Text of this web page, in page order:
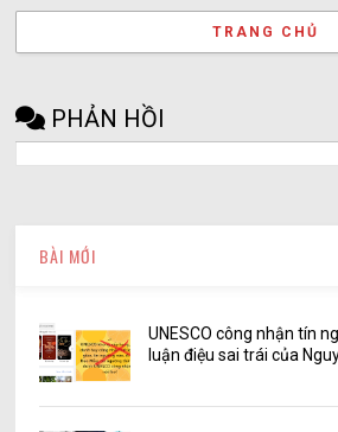
TRANG CHỦ
PHẢN HỒI
BÀI MỚI
UNESCO công nhận tín
luận điệu sai trái của